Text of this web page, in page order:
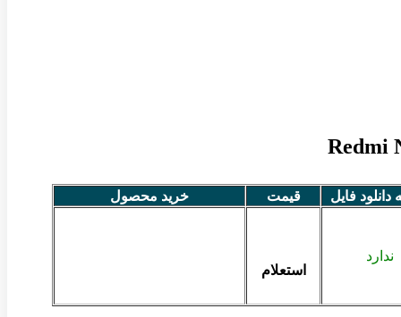
دانلود فایل قیمت خرید محصول
ندارد
استعلام